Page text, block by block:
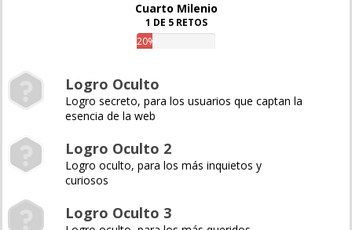
Cuarto Milenio
1 DE 5 RETOS
20%
Logro Oculto
Logro secreto, para los usuarios que captan la
esencia de la web
Logro Oculto 2
Logro oculto, para los más inquietos y
curiosos
Logro Oculto 3